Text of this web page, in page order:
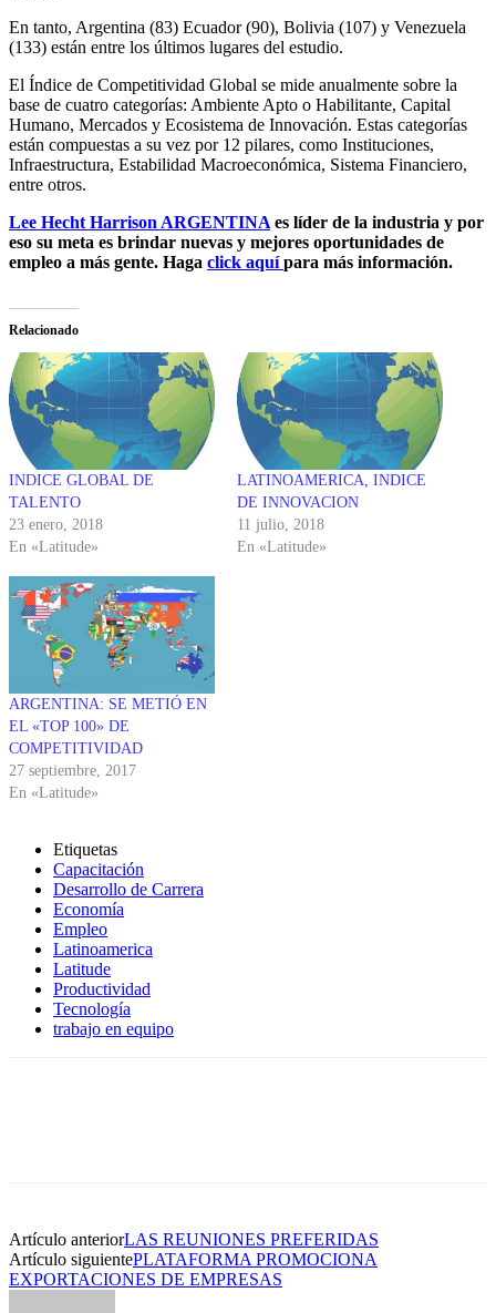
En tanto, Argentina (83) Ecuador (90), Bolivia (107) y Venezuela
(133) están entre los últimos lugares del estudio.
El Índice de Competitividad Global se mide anualmente sobre la
base de cuatro categorías: Ambiente Apto o Habilitante, Capital
Humano, Mercados y Ecosistema de Innovación. Estas categorías
están compuestas a su vez por 12 pilares, como Instituciones,
Infraestructura, Estabilidad Macroeconómica, Sistema Financiero,
entre otros.
Lee Hecht Harrison ARGENTINA es líder de la industria y por
eso su meta es brindar nuevas y mejores oportunidades de
empleo a más gente. Haga click aquípara más información.
Relacionado
INDICE GLOBAL DE
TALENTO
23 enero, 2018
En «Latitude»
LATINOAMERICA, INDICE
DE INNOVACION
11 julio, 2018
En «Latitude»
ARGENTINA: SE METIÓ EN
EL «TOP 100» DE
COMPETITIVIDAD
27 septiembre, 2017
En «Latitude»
Etiquetas
Capacitación
Desarrollo de Carrera
Economía
Empleo
Latinoamerica
Latitude
Productividad
Tecnología
trabajo en equipo
Artículo anteriorLAS REUNIONES PREFERIDAS
Artículo siguientePLATAFORMA PROMOCIONA
EXPORTACIONES DE EMPRESAS